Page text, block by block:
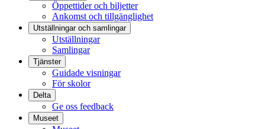
Öppettider och biljetter
Ankomst och tillgänglighet
Utställningar och samlingar
Utställningar
Samlingar
Tjänster
Guidade visningar
För skolor
Delta
Ge oss feedback
Museet